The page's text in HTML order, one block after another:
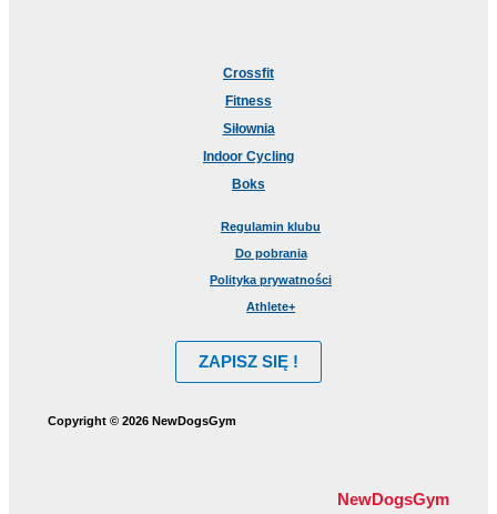
Crossfit
Fitness
Siłownia
Indoor Cycling
Boks
Regulamin klubu
Do pobrania
Polityka prywatności
Athlete+
ZAPISZ SIĘ !
Copyright © 2026 NewDogsGym
NewDogsGym